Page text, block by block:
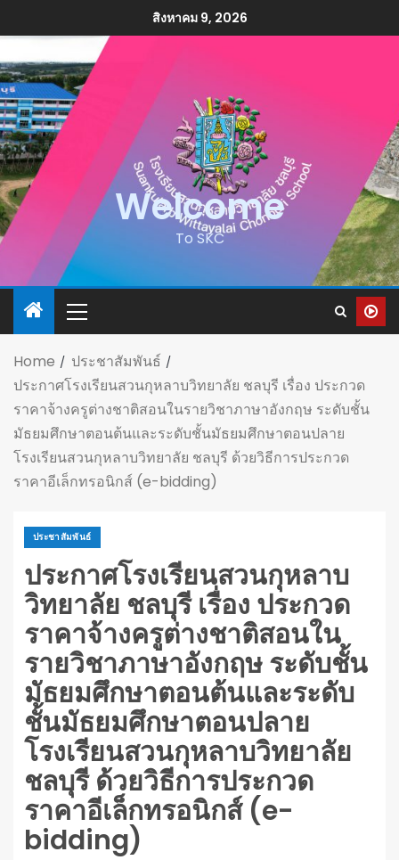
สิงหาคม 9, 2026
Welcome
To SKC
Home
ประชาสัมพันธ์
ประกาศโรงเรียนสวนกุหลาบวิทยาลัย ชลบุรี เรื่อง ประกวด
ราคาจ้างครูต่างชาติสอนในรายวิชาภาษาอังกฤษ ระดับชั้น
มัธยมศึกษาตอนต้นและระดับชั้นมัธยมศึกษาตอนปลาย
โรงเรียนสวนกุหลาบวิทยาลัย ชลบุรี ด้วยวิธีการประกวด
ราคาอีเล็กทรอนิกส์ (e-bidding)
ประชาสัมพันธ์
ประกาศโรงเรียนสวนกุหลาบ
วิทยาลัย ชลบุรี เรื่อง ประกวด
ราคาจ้างครูต่างชาติสอนใน
รายวิชาภาษาอังกฤษ ระดับชั้น
มัธยมศึกษาตอนต้นและระดับ
ชั้นมัธยมศึกษาตอนปลาย
โรงเรียนสวนกุหลาบวิทยาลัย
ชลบุรี ด้วยวิธีการประกวด
ราคาอีเล็กทรอนิกส์ (e-
bidding)